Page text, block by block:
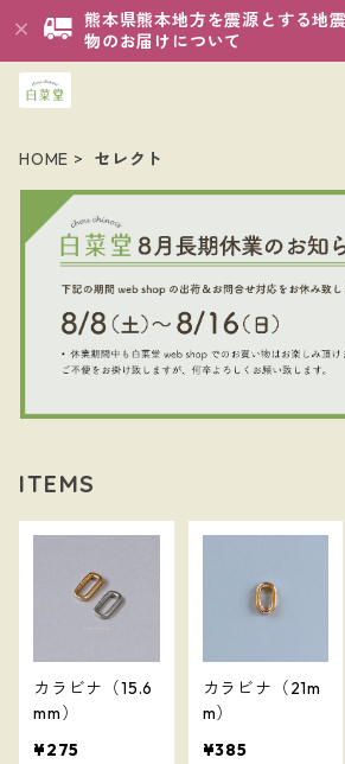
熊本県熊本地方を震源とする地
物のお届けについて
HOME セレクト
ITEMS
カラビナ（15.6
mm）
¥275
カラビナ（21m
m）
¥385